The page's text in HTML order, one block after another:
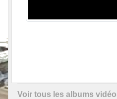
Voir tous les albums